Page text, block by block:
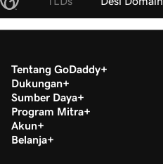
Tentang GoDaddy
Dukungan
Sumber Daya
Program Mitra
Akun
Belanja